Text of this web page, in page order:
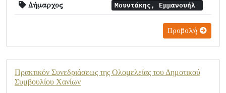
Δήμαρχος Μουντάκης, Εμμανουήλ
Προβολή
Πρακτικόν Συνεδριάσεως της Ολομελείας του Δημοτικού
Συμβουλίου Χανίων